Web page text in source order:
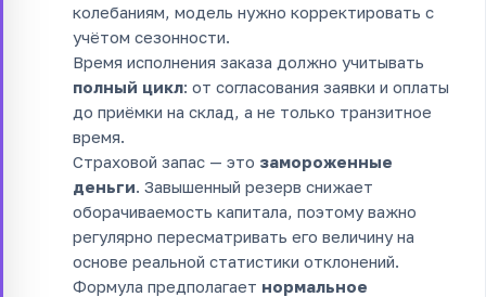
колебаниям, модель нужно корректировать с
учётом сезонности.
Время исполнения заказа должно учитывать
полный цикл: от согласования заявки и оплаты
до приёмки на склад, а не только транзитное
время.
Страховой запас — это замороженные
деньги. Завышенный резерв снижает
оборачиваемость капитала, поэтому важно
регулярно пересматривать его величину на
основе реальной статистики отклонений.
Формула предполагает нормальное